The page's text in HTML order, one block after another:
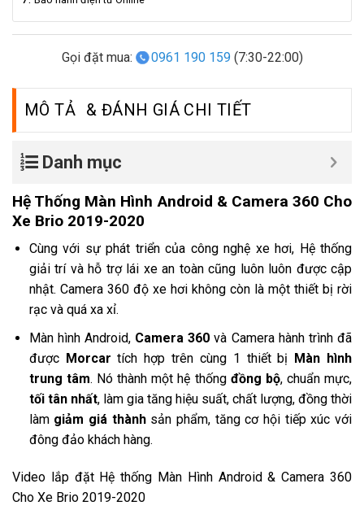
Gọi đặt mua: 0961 190 159 (7:30-22:00)
MÔ TẢ
Danh mục
Hệ Thống Màn Hình Android & Camera 360 Cho
Xe Brio 2019-2020
Cùng với sự phát triển của công nghệ xe hơi, Hệ thống
giải trí và hỗ trợ lái xe an toàn cũng luôn luôn được cập
nhật. Camera 360 độ xe hơi không còn là một thiết bị rời
rạc và quá xa xỉ.
Màn hình Android, Camera 360 và Camera hành trình đã
được Morcar tích hợp trên cùng 1 thiết bị Màn hình
trung tâm. Nó thành một hệ thống đồng bộ, chuẩn mực,
tối tân nhất, làm gia tăng hiệu suất, chất lượng, đồng thời
làm giảm giá thànhsản phẩm, tăng cơ hội tiếp xúc với
đông đảo khách hàng.
Video lắp đặt Hệ thống Màn Hình Android & Camera 360
Cho Xe Brio 2019-2020